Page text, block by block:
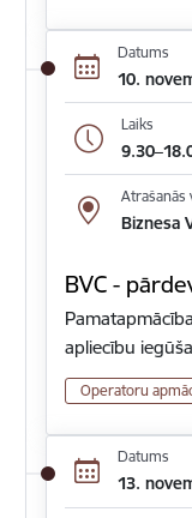
Datums
10.
Laiks
Atrašanās
Biznesa
BVC -
apliecību
Operatoru
Datums
13.